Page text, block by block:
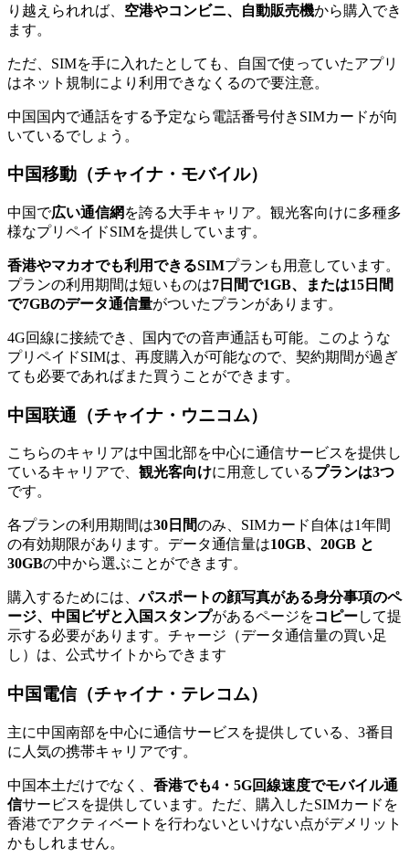
り越えられれば、 空港やコンビニ、自動販売機から購入でき
ます。
ただ、SIMを手に入れたとしても、自国で使っていたアプリ
はネット規制により利用できなくるので要注意。
中国国内で通話をする予定なら電話番号付きSIMカードが向
いているでしょう。
中国移動（チャイナ・モバイル）
中国で広い通信網 を誇る大手キャリア。観光客向けに多種多
様なプリペイドSIMを提供しています。
香港やマカオでも利用できるSIMプランも用意しています。
プランの利用期間は短いものは7日間で1GB、または15日間
で7GBのデータ通信量がついたプランがあります。
4G回線に接続でき、国内での音声通話も可能。このような
プリペイドSIMは、再度購入が可能なので、契約期間が過ぎ
ても必要であればまた買うことができます。
中国联通（チャイナ・ウニコム）
こちらのキャリアは中国北部を中心に通信サービスを提供し
ているキャリアで、 観光客向けに用意しているプランは3つ
です。
各プランの利用期間は30日間のみ、SIMカード自体は1年間
の有効期限があります。データ通信量は10GB、20GB と
30GBの中から選ぶことができます。
購入するためには、パスポートの顔写真がある身分事項のペ
ージ、中国ビザと入国スタンプがあるページをコピーして提
示する必要があります。チャージ（データ通信量の買い足
し）は、公式サイトからできます
中国電信（チャイナ・テレコム）
主に中国南部を中心に通信サービスを提供している、3番目
に人気の携帯キャリアです。
中国本土だけでなく、 香港でも4・5G回線速度でモバイル通
信サービスを提供しています。ただ、購入したSIMカードを
香港でアクティベートを行わないといけない点がデメリット
かもしれません。